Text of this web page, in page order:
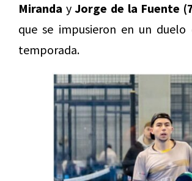
Miranda yJorge de la Fuente
que se impusieron en un
temporada.